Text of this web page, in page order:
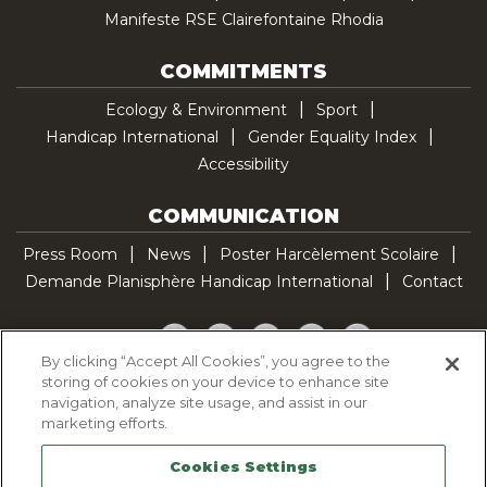
Manifeste RSE Clairefontaine Rhodia
COMMITMENTS
Ecology & Environment
Sport
Handicap International
Gender Equality Index
Accessibility
COMMUNICATION
Press Room News
Poster Harcèlement Scolaire
Demande Planisphère Handicap International
Contact
Facebook
TwitterYouTubePinterestTikTok
Cookie Policy
Legal Notice
Sitemap
By clicking “Accept All Cookies”, you agree to the
storing of cookies on your device to enhance site
navigation, analyze site usage, and assist in our
marketing efforts.
Cookies Settings